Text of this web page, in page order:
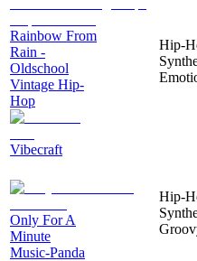
Rainbow From
Rain -
Oldschool
Vintage Hip-
Hop
Vibecraft
Hip-
Only For A
Minute
Music-Panda
Hip-